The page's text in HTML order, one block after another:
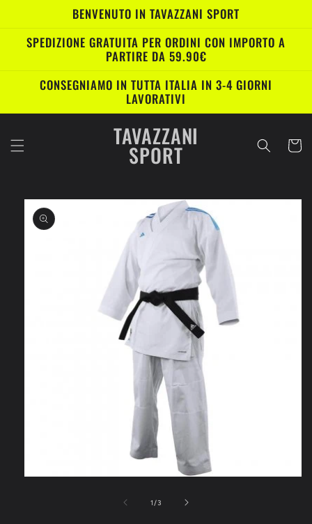
direttamenteBENVENUTO IN TAVAZZANI SPORT
SPEDIZIONE GRATUITA PER ORDINI CON IMPORTO A
PARTIRE DA 59.90€
CONSEGNIAMO IN TUTTA ITALIA IN 3-4 GIORNI
LAVORATIVI
TAVAZZANI
SPORT Carrello
Passa alle
informazioni
sul prodotto
1 /su3